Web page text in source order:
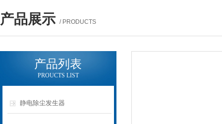
产品展示 / PRODUCTS
产品列表
PROUCTS LIST
静电除尘发生器